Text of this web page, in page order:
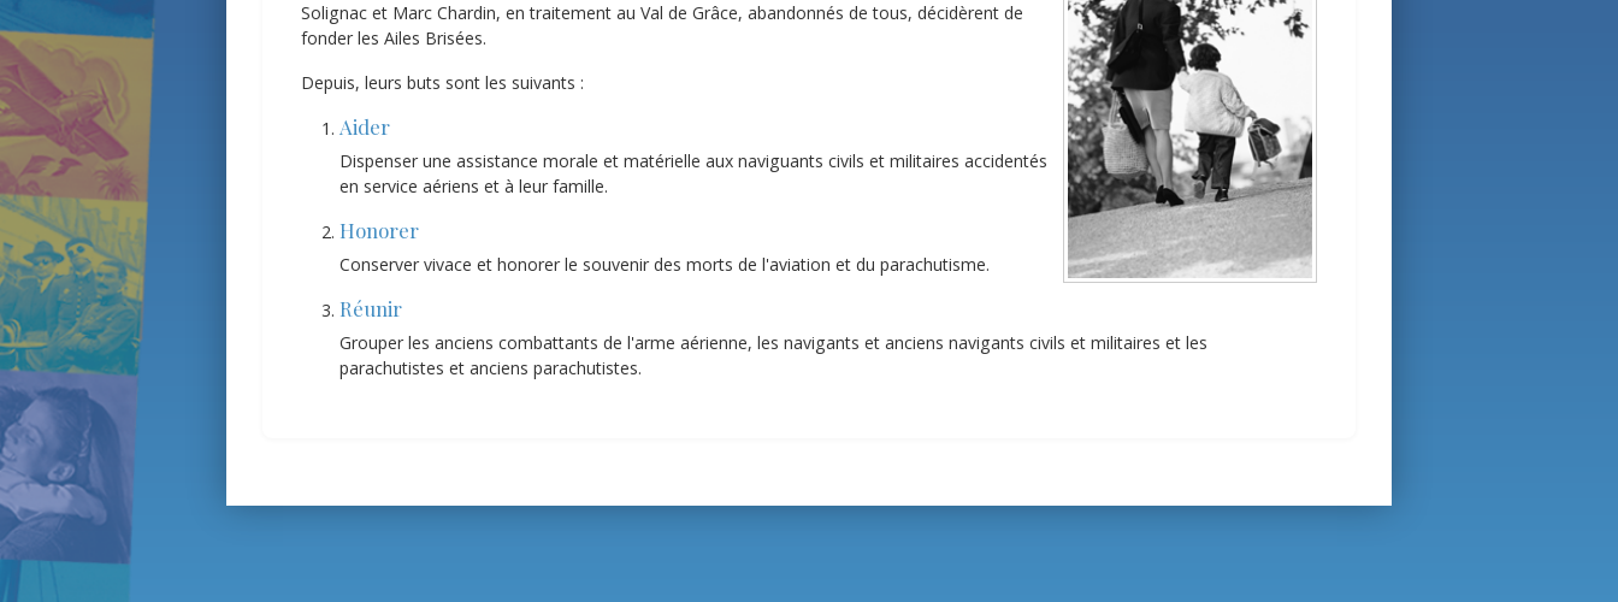
Solignac et Marc Chardin, en traitement au Val de Grâce, abandonnés de tous, décidèrent de
fonder les Ailes Brisées.
Depuis, leurs buts sont les suivants :
Aider
Dispenser une assistance morale et matérielle aux naviguants civils et militaires accidentés
en service aériens et à leur famille.
Honorer
Conserver vivace et honorer le souvenir des morts de l'aviation et du parachutisme.
Réunir
Grouper les anciens combattants de l'arme aérienne, les navigants et anciens navigants civils et militaires et les
parachutistes et anciens parachutistes.